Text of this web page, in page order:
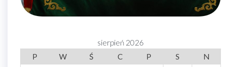
sierpień 2026
P
W Ś C P S
N